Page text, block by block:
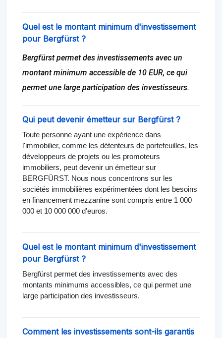
Quel est le montant minimum d'investissement
pour Bergfürst ?
Bergfürst permet des investissements avec un
montant minimum accessible de 10 EUR, ce qui
permet une large participation des investisseurs.
Qui peut devenir émetteur sur Bergfürst ?
Toute personne ayant une expérience dans
l'immobilier, comme les détenteurs de portefeuilles, les
développeurs de projets ou les promoteurs
immobiliers, peut devenir un émetteur sur
BERGFÜRST. Nous nous concentrons sur les
sociétés immobilières expérimentées dont les besoins
en financement mezzanine sont compris entre 1 000
000 et 10 000 000 d'euros.
Quel est le montant minimum d'investissement
pour Bergfürst ?
Bergfürst permet des investissements avec des
montants minimums accessibles, ce qui permet une
large participation des investisseurs.
Comment les investissements sont-ils garantis